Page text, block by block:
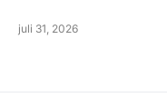
juli 31, 2026